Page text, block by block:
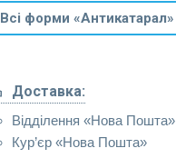
Всі форми «Антикатарал»
Доставка:
Відділення «Нова Пошта»
Кур’єр «Нова Пошта»